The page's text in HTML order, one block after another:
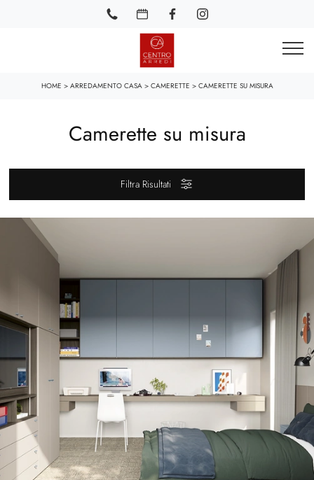
HOME > ARREDAMENTO CASA> CAMERETTE > CAMERETTE SU MISURA
Camerette su misura
Filtra Risultati